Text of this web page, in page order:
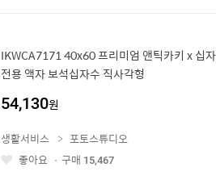
IKWCA7171 40x60 프리미엄 앤틱카키 x 십
전용 액자 보석십자수 직사각형
54,130원
좋
생활서비스
포토스튜디오
좋아요
구매 15,467